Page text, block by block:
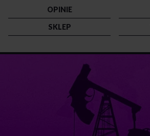
OPINIE
SKLEP